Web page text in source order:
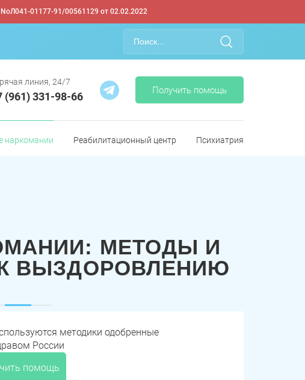
01177-91/00561129 от 02.02.2022
линия, 24/7
(961) 331-98-66 Получить помощь
наркомании Реабилитационный центр Психиатрия
МЕТОДЫ И
ВЫЗДОРОВЛЕНИЮ
методики одобренные
России
помощь